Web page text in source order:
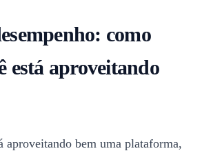
como
está aproveitando
aproveitando bem uma plataforma,